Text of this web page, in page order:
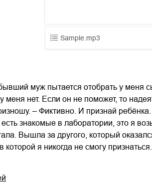
Sample.mp3
муж пытается отобрать у меня
меня нет. Если он не поможет, то
– Фиктивно. И признай
знакомые в лаборатории, это я
Вышла за другого, который
которой я никогда не смогу